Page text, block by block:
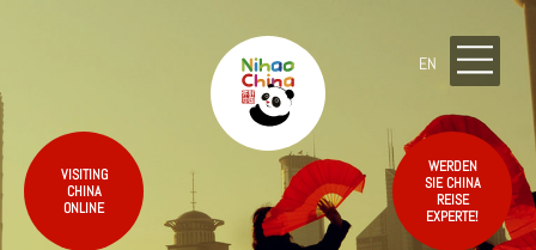
WERDEN
SIE CHINA
REISE
EXPERTE!
VISITING
CHINA
ONLINE
EN